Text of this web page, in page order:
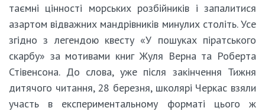
таємні цінності морських розбійників і запалитися
азартом відважних мандрівників минулих століть. Усе
згідно з легендою квесту «У пошуках піратського
скарбу» за мотивами книг Жуля Верна та Роберта
Стівенсона. До слова, уже після закінчення Тижня
дитячого читання, 28 березня, школярі Черкас взяли
участь в експериментальному форматі цього ж